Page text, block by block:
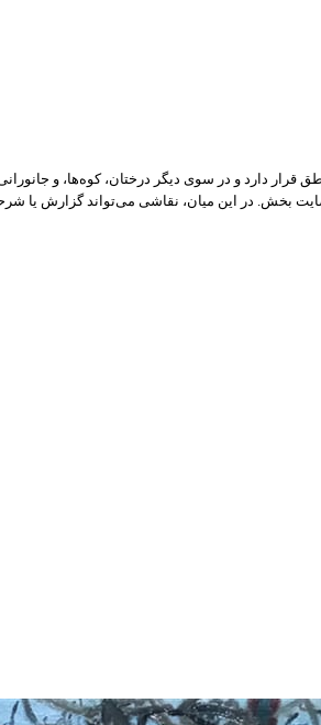
دارد و در سوی دیگر درختان، کوه‌ها، و
بخش. در این میان، نقاشی می‌تواند گزارش یا